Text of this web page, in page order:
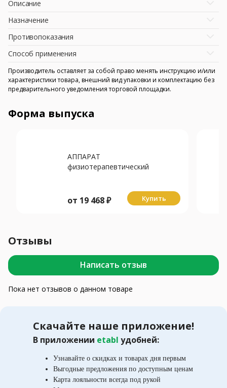
Описание
Назначение
Противопоказания
Способ применения
Производитель оставляет за собой право менять инструкцию и/или
характеристики товара, внешний вид упаковки и комплектацию без
предварительного уведомления торговой площадки.
Форма выпуска
АППАРАТ
физиотерапевтический
от 19 468₽ Купить
Отзывы
Написать отзыв
Пока нет отзывов о данном товаре
Скачайте наше приложение!
В приложении etabl удобней:
Узнавайте о скидках и товарах дня первым
Выгодные предложения по доступным ценам
Карта лояльности всегда под рукой